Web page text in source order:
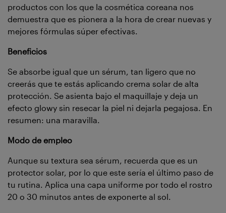
productos con los que la cosmética coreana nos
demuestra que es pionera a la hora de crear nuevas y
mejores fórmulas súper efectivas.
Beneficios
Se absorbe igual que un sérum, tan ligero que no
creerás que te estás aplicando crema solar de alta
protección. Se asienta bajo el maquillaje y deja un
efecto glowy sin resecar la piel ni dejarla pegajosa. En
resumen: una maravilla.
Modo de empleo
Aunque su textura sea sérum, recuerda que es un
protector solar, por lo que este sería el último paso de
tu rutina. Aplica una capa uniforme por todo el rostro
20 o 30 minutos antes de exponerte al sol.